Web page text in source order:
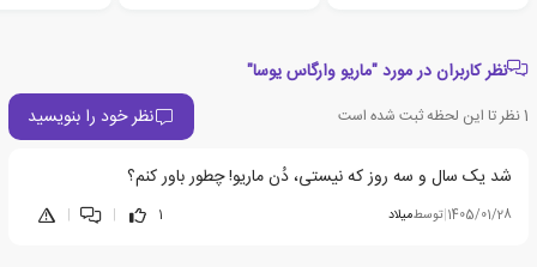
نظر کاربران در مورد "ماریو وارگاس یوسا"
1نظر تا این لحظه ثبت شده است نظر خود را بنویسید
شد یک سال و سه روز که نیستی، دُن ماریو! چطور باور کنم؟
1405/01/28 توسطمیلاد 1